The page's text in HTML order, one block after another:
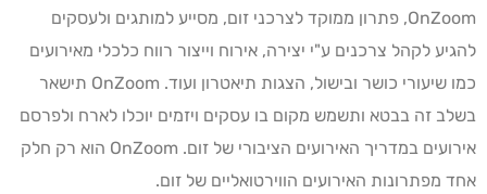
OnZoom, פתרון ממוקד לצרכני זום, מסייע למותגים ולעסקים
להגיע לקהל צרכנים ע"י יצירה, אירוח וייצור רווח כלכלי מאירועים
כמו שיעורי כושר ובישול, הצגות תיאטרון ועוד. OnZoom תישאר
בשלב זה בבטא ותשמש מקום בו עסקים ויזמים יוכלו לארח ולפרסם
אירועים במדריך האירועים הציבורי של זום. OnZoom הוא רק חלק
אחד מפתרונות האירועים הווירטואליים של זום.